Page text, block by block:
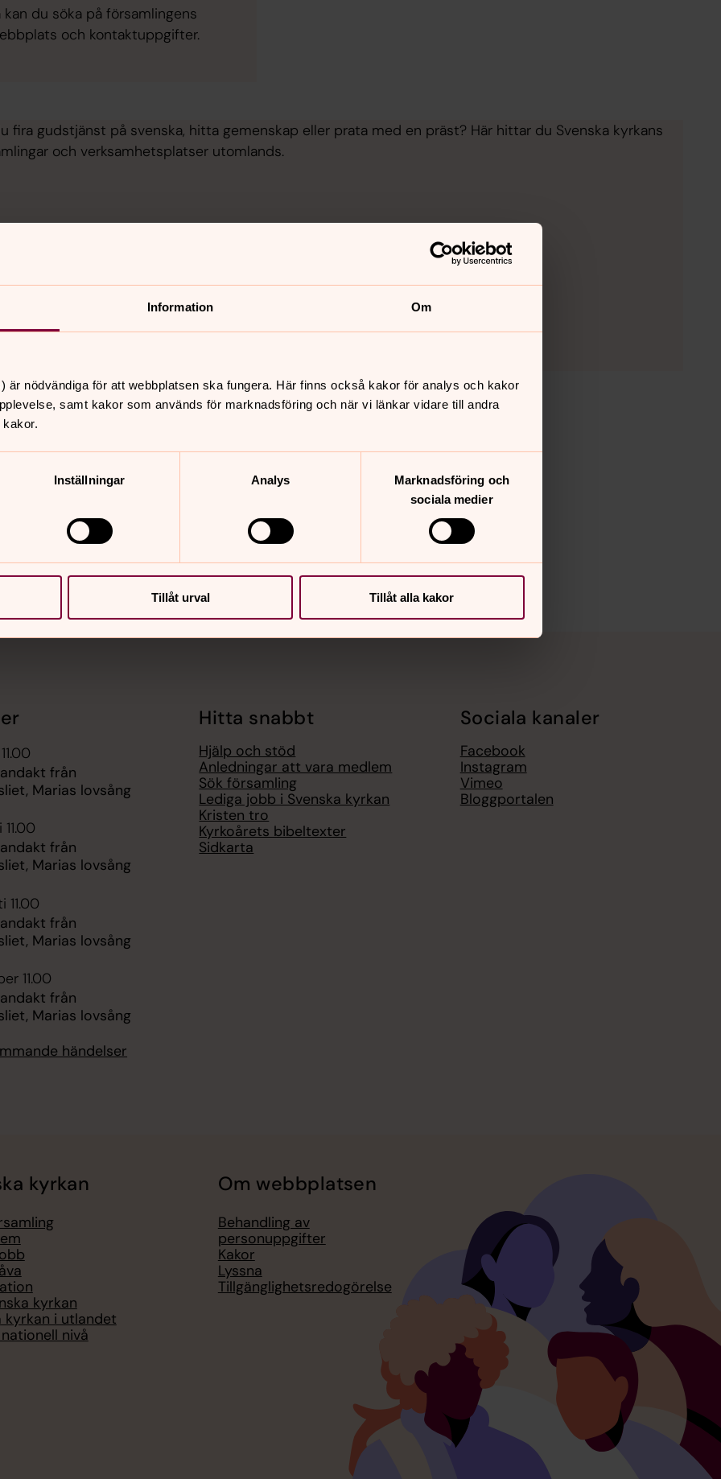
Information Om
är nödvändiga för att webbplatsen ska fungera. Här finns också kakor för analys och kakor
samt kakor som används för marknadsföring och när vi länkar vidare till andra
Inställningar Analys
Marknadsföring och
sociala medier
Tillåt urval Tillåt alla kakor
du söka på församlingens
och kontaktuppgifter.
fira gudstjänst på svenska, hitta gemenskap eller prata med en präst? Här hittar du Svenska kyrkans
och verksamhetsplatser utomlands.
från
Marias lovsång
från
Marias lovsång
11.00
från
Marias lovsång
11.00
från
Marias lovsång
händelser
Hitta snabbt
Hjälp och stöd
Anledningar att vara medlem
Sök församling
Lediga jobb i Svenska kyrkan
Kristen tro
Kyrkoårets bibeltexter
Sidkarta
Sociala kanaler
Facebook
Instagram
Vimeo
Bloggportalen
kyrkan
kyrkan
kyrkan i utlandet
nivå
Om webbplatsen
Behandling av
personuppgifter
Kakor
Lyssna
Tillgänglighetsredogörelse